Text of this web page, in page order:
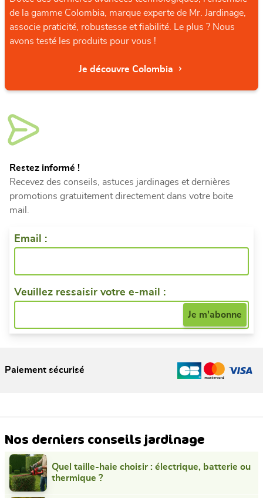
de la gamme Colombia, marque experte de Mr. Jardinage,
associe praticité, robustesse et fiabilité. Le plus ? Nous
avons testé les produits pour vous !
Je découvre Colombia
Restez informé !
Recevez des conseils, astuces jardinages et dernières
promotions gratuitement directement dans votre boite
mail.
Email :
Veuillez ressaisir votre e-mail :
Paiement sécurisé
Nos derniers conseils jardinage
Quel taille-haie choisir : électrique, batterie ou
thermique ?